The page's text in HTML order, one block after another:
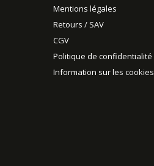
Mentions légales
Retours / SAV
CGV
Politique de confidentialité
Information sur les cookies